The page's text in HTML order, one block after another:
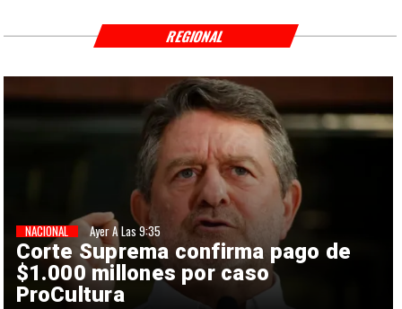
Corte Suprema confirma pago de
$1.000 millones por caso
ProCultura
NACIONAL Ayer A Las 9:35
REGIONAL